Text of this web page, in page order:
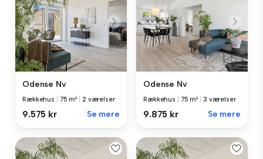
Odense Nv
Rækkehus 75 m² 2 værelser
9.575 kr Se mere
Odense Nv
Rækkehus 75 m² 3 værelser
9.875 kr Se mere